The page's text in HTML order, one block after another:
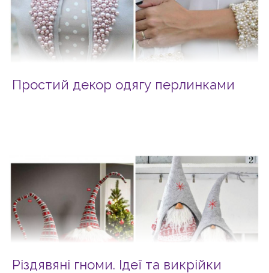
Простий декор одягу перлинками
Різдявяні гноми. Ідеї та викрійки